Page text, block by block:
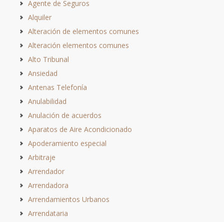
Agente de Seguros
Alquiler
Alteración de elementos comunes
Alteración elementos comunes
Alto Tribunal
Ansiedad
Antenas Telefonía
Anulabilidad
Anulación de acuerdos
Aparatos de Aire Acondicionado
Apoderamiento especial
Arbitraje
Arrendador
Arrendadora
Arrendamientos Urbanos
Arrendataria